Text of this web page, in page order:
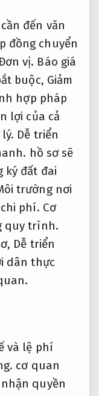
đến văn
đồng chuyển
vị. Báo giá
buộc, Giảm
hợp pháp
lợi của cả
lý. Dễ triển
hồ sơ sẽ
ký đất đai
trường nơi
phí. Cơ
quy trình.
Dễ triển
dân thực
và lệ phí
cơ quan
quyền